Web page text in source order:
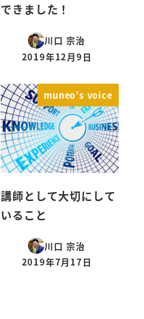
できました！
川口 宗治
投稿日
2019年12月9日
muneo's voice
講師として大切にして
いること
川口 宗治
投稿日
2019年7月17日